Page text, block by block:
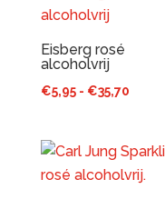
Eisberg rosé
alcoholvrij
€5,95 - €35,70